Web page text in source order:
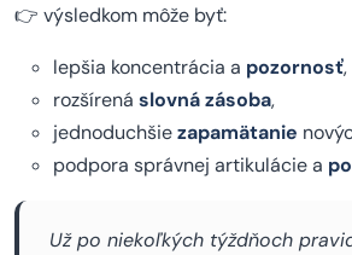
👉 výsledkom môže byť:
lepšia koncentrácia a pozornosť,
rozšírená slovná zásoba,
jednoduchšiezapamätanie
podpora správnej artikulácie a
Už po niekoľkých týždňoch